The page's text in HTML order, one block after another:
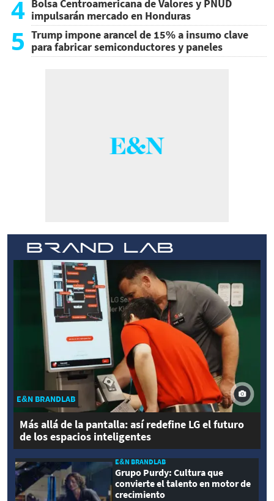
4
Bolsa Centroamericana de Valores y PNUD
impulsarán mercado en Honduras
5 Trump impone arancel de 15% a insumo clave
para fabricar semiconductores y paneles
E&N BRANDLAB
Más allá de la pantalla: así redefine LG el futuro
de los espacios inteligentes
E&N BRANDLAB
Grupo Purdy: Cultura que
convierte el talento en motor de
crecimiento